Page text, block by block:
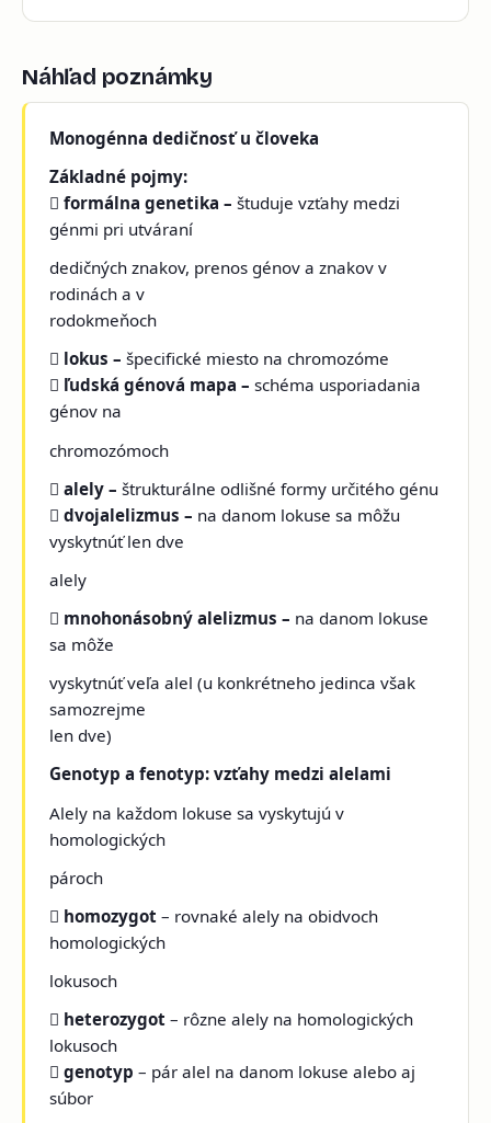
Náhľad poznámky
Monogénna dedičnosť u človeka
Základné pojmy:
formálna genetika –študuje vzťahy medzi
génmi pri utváraní
dedičných znakov, prenos génov a znakov v
rodinách a v
rodokmeňoch
 lokus –špecifické miesto na chromozóme
 ľudská génová mapa –schéma usporiadania
génov na
chromozómoch
alely –štrukturálne odlišné formy určitého génu
dvojalelizmus – na danom lokuse sa môžu
vyskytnúť len dve
alely
 mnohonásobný alelizmus – na danom lokuse
sa môže
vyskytnúť veľa alel (u konkrétneho jedinca však
samozrejme
len dve)
Genotyp a fenotyp: vzťahy medzi alelami
Alely na každom lokuse sa vyskytujú v
homologických
pároch
 homozygot– rovnaké alely na obidvoch
homologických
lokusoch
 heterozygot– rôzne alely na homologických
lokusoch
genotyp– pár alel na danom lokuse alebo aj
súbor